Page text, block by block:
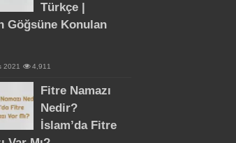
Türkçe |
Göğsüne Konulan
2021 4,911
Fitre Namazı
Nedir?
İslam’da Fitre